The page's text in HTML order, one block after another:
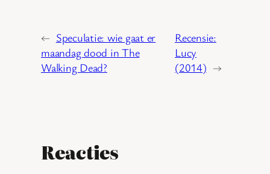
← Speculatie: wie gaat er
maandag dood in The
Walking Dead?
Recensie:
Lucy
(2014) →
Reacties